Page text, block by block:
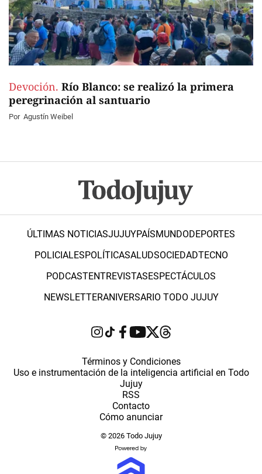
Devoción. Río Blanco: se realizó la primera
peregrinación al santuario
Por Agustín Weibel
ÚLTIMAS NOTICIASJUJUYPAÍSMUNDODEPORTES
POLICIALESPOLÍTICASALUDSOCIEDADTECNO
PODCASTENTREVISTASESPECTÁCULOS
NEWSLETTERANIVERSARIO TODO JUJUY
Términos y Condiciones
Uso e instrumentación de la inteligencia artificial en Todo
Jujuy
RSS
Contacto
Cómo anunciar
© 2026 Todo Jujuy